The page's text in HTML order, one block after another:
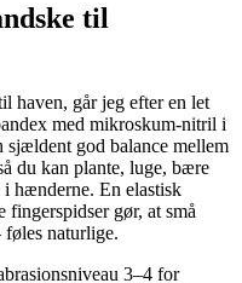
til
haven, går jeg efter en let
med mikroskum-nitril i
god balance mellem
du kan plante, luge, bære
hænderne. En elastisk
gør, at små
naturlige.
3–4 for